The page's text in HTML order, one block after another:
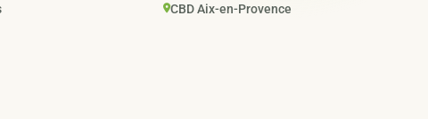
CBD Aix-en-Provence